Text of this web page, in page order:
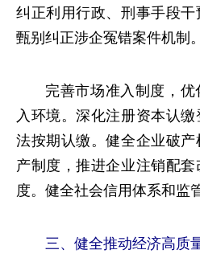
纠正利用行政、刑事手段
甄别纠正涉企冤错案件机制。
完善市场准入制度，
入环境。深化注册资本认
法按期认缴。健全企业破
产制度，推进企业注销配
度。健全社会信用体系和监
三、健全推动经济高质